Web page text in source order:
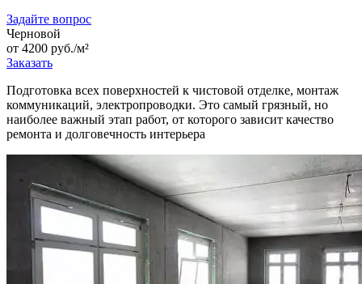
Задайте вопрос
Черновой
от 4200 руб./м²
Заказать
Подготовка всех поверхностей к чистовой отделке, монтаж
коммуникаций, электропроводки. Это самый грязный, но
наиболее важный этап работ, от которого зависит качество
ремонта и долговечность интерьера